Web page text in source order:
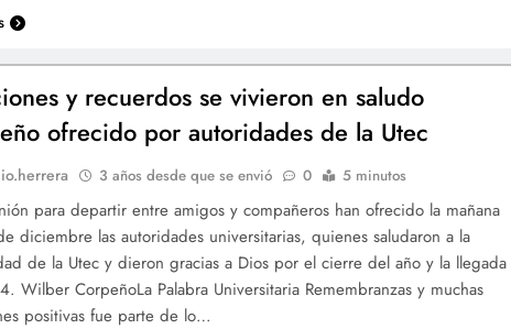
y recuerdos se vivieron en saludo
ofrecido por autoridades de la Utec
3 años desde que se envió 0 5 minutos
para departir entre amigos y compañeros han ofrecido la mañana
diciembre las autoridades universitarias, quienes saludaron a la
de la Utec y dieron gracias a Dios por el cierre del año y la llegada
Wilber CorpeñoLa Palabra Universitaria Remembranzas y muchas
positivas fue parte de lo…